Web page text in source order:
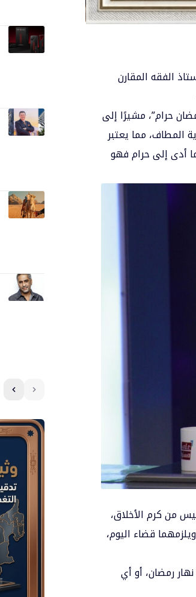
الفقه المقارن
حرام”، مشيرًا إلى
المطاف، مما يعتبر
أدى إلى حرام فهو
من كرم الأخلاق،
قضاء اليوم،
رمضان، أو أي